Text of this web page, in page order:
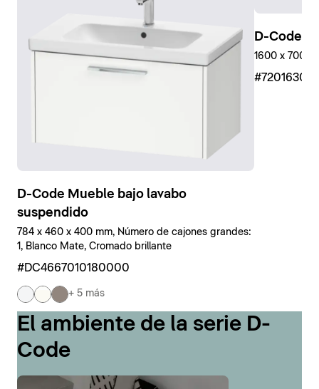
D-Code Mueble bajo lavabo
suspendido
784 x 460 x 400 mm, Número de cajones grandes:
1, Blanco Mate, Cromado brillante
#DC4667010180000
+ 5 más
D-Code
1600 x 700
El ambiente de la serie D-
Code